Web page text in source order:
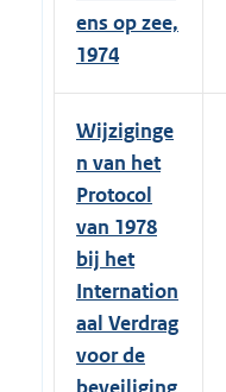
ens op zee,
1974
Wijziginge
n van het
Protocol
van 1978
bij het
Internation
aal Verdrag
voor de